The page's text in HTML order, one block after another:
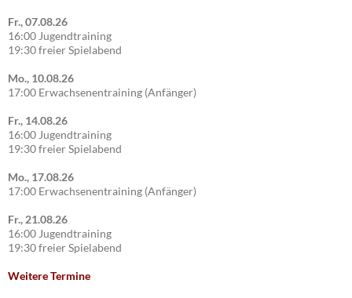
Fr., 07.08.26
16:00 Jugendtraining
19:30 freier Spielabend
Mo., 10.08.26
17:00 Erwachsenentraining (Anfänger)
Fr., 14.08.26
16:00 Jugendtraining
19:30 freier Spielabend
Mo., 17.08.26
17:00 Erwachsenentraining (Anfänger)
Fr., 21.08.26
16:00 Jugendtraining
19:30 freier Spielabend
Weitere Termine